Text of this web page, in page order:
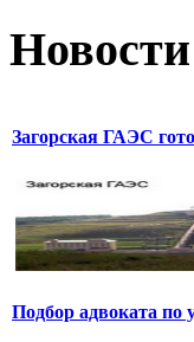
Новости
Загорская ГАЭС
Подбор адвоката по